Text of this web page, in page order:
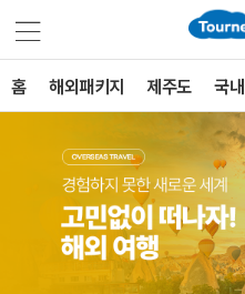
홈 해외패키지 제주도 국